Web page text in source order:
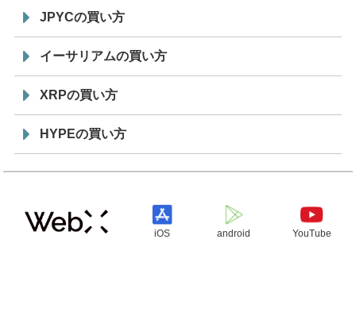
JPYCの買い方
イーサリアムの買い方
XRPの買い方
HYPEの買い方
iOS android YouTube